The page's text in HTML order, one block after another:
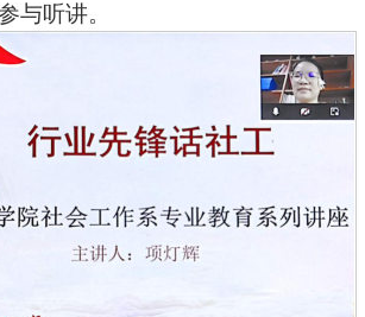
与听讲。